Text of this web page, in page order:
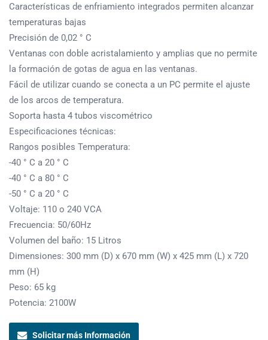
Características de enfriamiento integrados permiten alcanzar
temperaturas bajas
Precisión de 0,02 ° C
Ventanas con doble acristalamiento y amplias que no permite
la formación de gotas de agua en las ventanas.
Fácil de utilizar cuando se conecta a un PC permite el ajuste
de los arcos de temperatura.
Soporta hasta 4 tubos viscométrico
Especificaciones técnicas:
Rangos posibles Temperatura:
-40 ° C a 20 ° C
-40 ° C a 80 ° C
-50 ° C a 20 ° C
Voltaje: 110 o 240 VCA
Frecuencia: 50/60Hz
Volumen del baño: 15 Litros
Dimensiones: 300 mm (D) x 670 mm (W) x 425 mm (L) x 720
mm (H)
Peso: 65 kg
Potencia: 2100W
Solicitar más Información